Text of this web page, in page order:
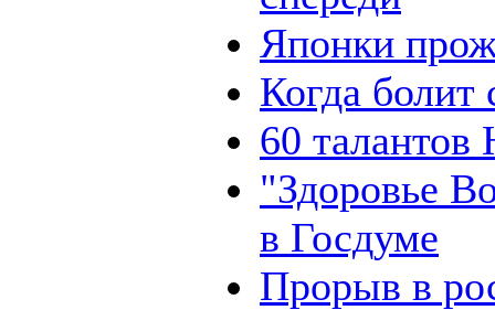
Японки
Когда болит
60
"Здоровье
в Госдуме
Прорыв в